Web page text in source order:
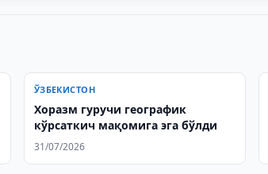
ЎЗБЕКИСТОН
Хоразм гуручи географик
кўрсаткич мақомига эга бўлди
31/07/2026